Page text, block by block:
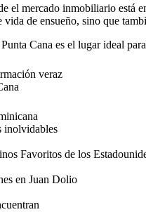
el mercado inmobiliario está
de ensueño, sino que
Cana es el lugar ideal
veraz
inolvidables
Favoritos de los
en Juan Dolio